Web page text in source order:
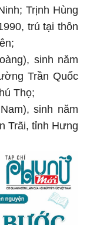
Trịnh Hùng
trú tại thôn
sinh năm
Trần Quốc
Thọ;
sinh năm
Trãi, tỉnh Hưng